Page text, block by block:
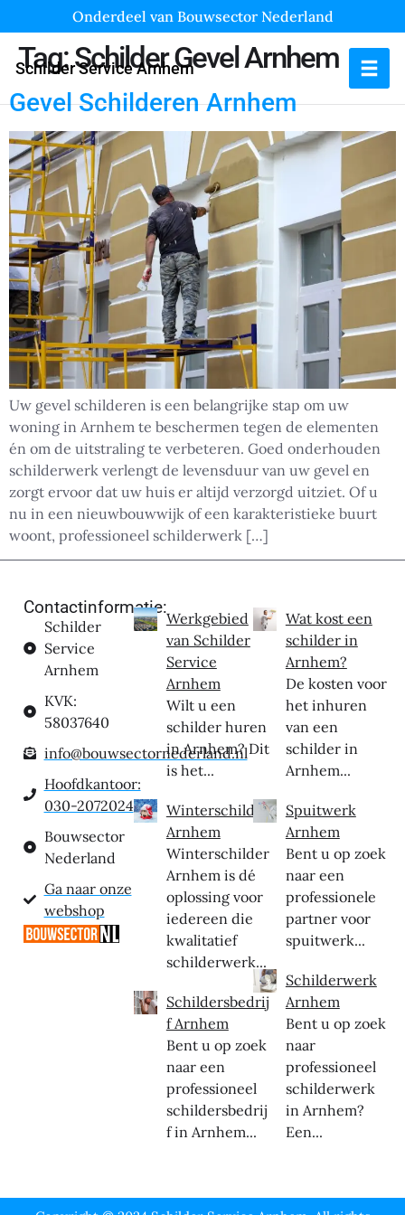
Onderdeel van Bouwsector Nederland
Schilder Service Arnhem
Tag:Schilder Gevel Arnhem
Gevel Schilderen Arnhem
Uw gevel schilderen is een belangrijke stap om uw
woning in Arnhem te beschermen tegen de elementen
én om de uitstraling te verbeteren. Goed onderhouden
schilderwerk verlengt de levensduur van uw gevel en
zorgt ervoor dat uw huis er altijd verzorgd uitziet. Of u
nu in een nieuwbouwwijk of een karakteristieke buurt
woont, professioneel schilderwerk […]
Contactinformatie:
Schilder
Service
Arnhem
KVK:
58037640
info@bouwsectornederland.nl
Hoofdkantoor:
030-2072024
Bouwsector
Nederland
Ga naar onze
webshop
Werkgebied
van Schilder
Service
Arnhem
Wilt u een
schilder huren
in Arnhem? Dit
is het...
Winterschilder
Arnhem
Winterschilder
Arnhem is dé
oplossing voor
iedereen die
kwalitatief
schilderwerk...
Schildersbedrij
f Arnhem
Bent u op zoek
naar een
professioneel
schildersbedrij
f in Arnhem...
Wat kost een
schilder in
Arnhem?
De kosten voor
het inhuren
van een
schilder in
Arnhem...
Spuitwerk
Arnhem
Bent u op zoek
naar een
professionele
partner voor
spuitwerk...
Schilderwerk
Arnhem
Bent u op zoek
naar
professioneel
schilderwerk
in Arnhem?
Een...